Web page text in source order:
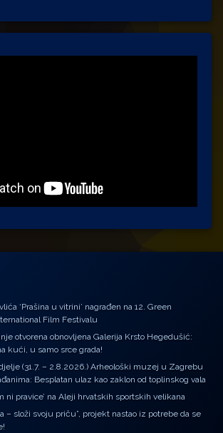
‘Prašina u vitrini’ nagrađen na 12. Green
Film Festivalu
otvorena obnovljena Galerija Krsto Hegedušić:
kući, u samo srce grada!
(31.7. – 2.8.2026.) Arheološki muzej u Zagrebu
Besplatan ulaz kao zaklon od toplinskog vala
ni pravice’ na Aleji hrvatskih sportskih velikana
– složi svoju priču”, projekt nastao iz potrebe da se